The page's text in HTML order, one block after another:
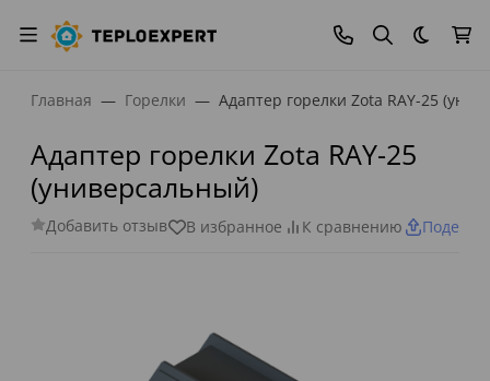
Темная
Главная Горелки Адаптер горелки Zota RAY-25
Адаптер горелки Zota RAY-25
(универсальный)
Добавить отзыв В избранное К сравнению